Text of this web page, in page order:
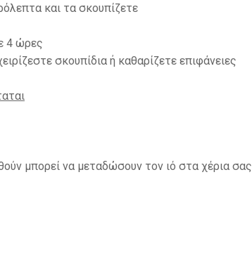
και τα σκουπίζετε
4 ώρες
σκουπίδια ή καθαρίζετε επιφάνειες
μπορεί να μεταδώσουν τον ιό στα χέρια σας